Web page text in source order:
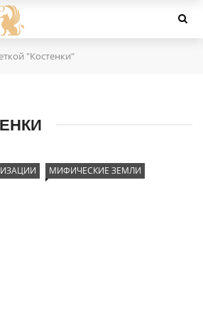
"Костенки"
МИФИЧЕСКИЕ ЗЕМЛИ